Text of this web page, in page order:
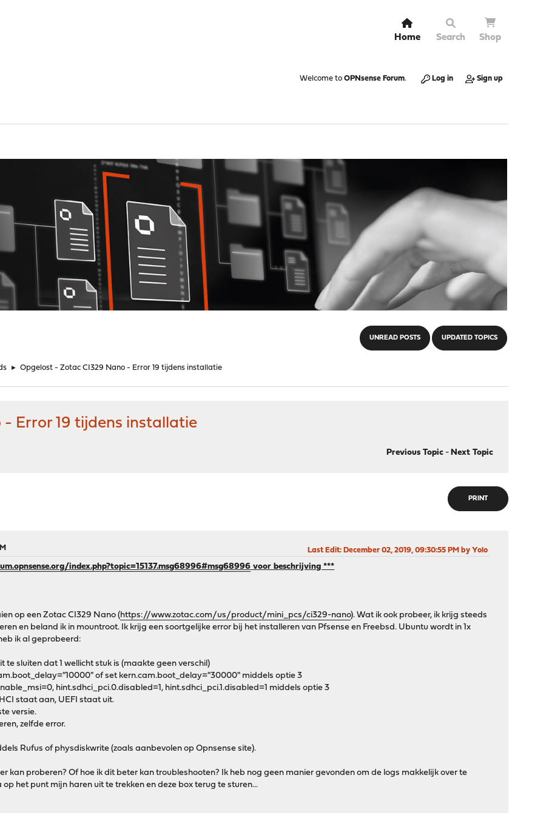
Home Search Shop
Welcome to OPNsense Forum. Log in Sign up
UNREAD POSTS UPDATED TOPICS
► Opgelost - Zotac CI329 Nano - Error 19 tijdens installatie
Error 19 tijdens installatie
Previous Topic- Next Topic
PRINT
Last Edit: December 02, 2019, 09:30:55 PM by Yolo
index.php?topic=15137.msg68996#msg68996 voor beschrijving ***
op een Zotac CI329 Nano (https://www.zotac.com/us/product/mini_pcs/ci329-nano). Wat ik ook probeer, ik krijg steeds
en beland ik in mountroot. Ik krijg een soortgelijke error bij het installeren van Pfsense en Freebsd. Ubuntu wordt in 1x
ik al geprobeerd:
te sluiten dat 1 wellicht stuk is (maakte geen verschil)
of set kern.cam.boot_delay="30000" middels optie 3
hint.sdhci_pci.0.disabled=1, hint.sdhci_pci.1.disabled=1 middels optie 3
staat aan, UEFI staat uit.
versie.
zelfde error.
Rufus of physdiskwrite (zoals aanbevolen op Opnsense site).
kan proberen? Of hoe ik dit beter kan troubleshooten? Ik heb nog geen manier gevonden om de logs makkelijk over te
het punt mijn haren uit te trekken en deze box terug te sturen...